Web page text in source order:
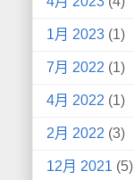
1月 2023 (1)
7月 2022 (1)
4月 2022 (1)
2月 2022 (3)
12月 2021 (5)